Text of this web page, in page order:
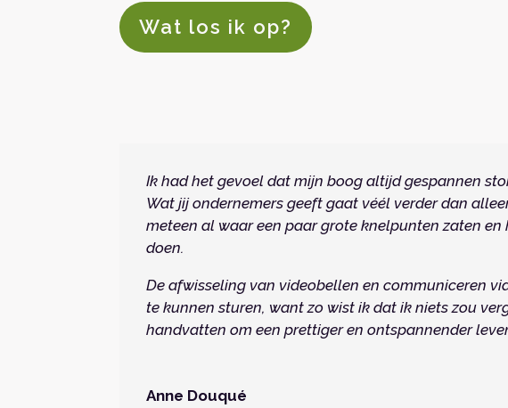
Wat los ik op?
Ik had het gevoel dat mijn boog altijd gespannen
Wat jij ondernemers geeft gaat véél verder dan
meteen al waar een paar grote knelpunten zaten
doen.
De afwisseling van videobellen en communiceren
te kunnen sturen, want zo wist ik dat ik niets zou
handvatten om een prettiger en ontspannender
Anne Douqué